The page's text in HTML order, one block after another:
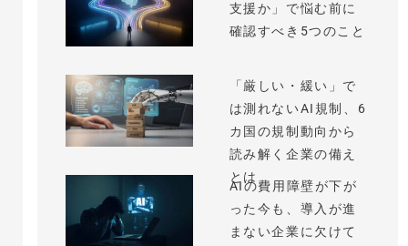
支援か」で悩む前に
確認すべき5つのこと
「厳しい・緩い」で
は測れないAI規制、6
カ国の規制動向から
読み解く企業の備え
とは
AIの費用障壁が下が
った今も、導入が進
まない企業に欠けて